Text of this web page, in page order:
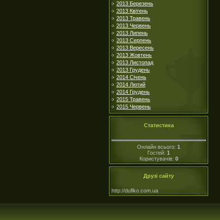
2013 Березень
2013 Квітень
2013 Травень
2013 Червень
2013 Липень
2013 Серпень
2013 Вересень
2013 Жовтень
2013 Листопад
2013 Грудень
2014 Січень
2014 Лютий
2014 Грудень
2015 Травень
2015 Червень
Статистика
Онлайн всього: 1
Гостей: 1
Користувачів: 0
Друзі сайту
http://duflko.com.ua